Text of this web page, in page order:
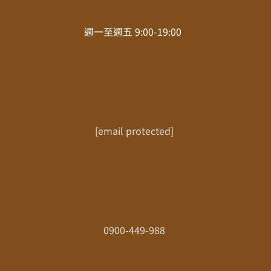
週一至週五 9:00-19:00
[email protected]
0900-449-988